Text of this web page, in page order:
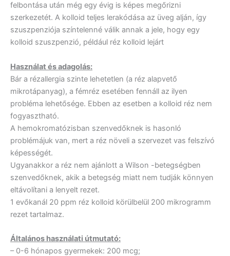
felbontása után még egy évig is képes megőrizni
szerkezetét. A kolloid teljes lerakódása az üveg alján, így
szuszpenziója színtelenné válik annak a jele, hogy egy
kolloid szuszpenzió, például réz kolloid lejárt
Használat és adagolás:
Bár a rézallergia szinte lehetetlen (a réz alapvető
mikrotápanyag), a fémréz esetében fennáll az ilyen
probléma lehetősége. Ebben az esetben a kolloid réz nem
fogyasztható.
A hemokromatózisban szenvedőknek is hasonló
problémájuk van, mert a réz növeli a szervezet vas felszívó
képességét.
Ugyanakkor a réz nem ajánlott a Wilson -betegségben
szenvedőknek, akik a betegség miatt nem tudják könnyen
eltávolítani a lenyelt rezet.
1 evőkanál 20 ppm réz kolloid körülbelül 200 mikrogramm
rezet tartalmaz.
Általános használati útmutató:
– 0-6 hónapos gyermekek: 200 mcg;